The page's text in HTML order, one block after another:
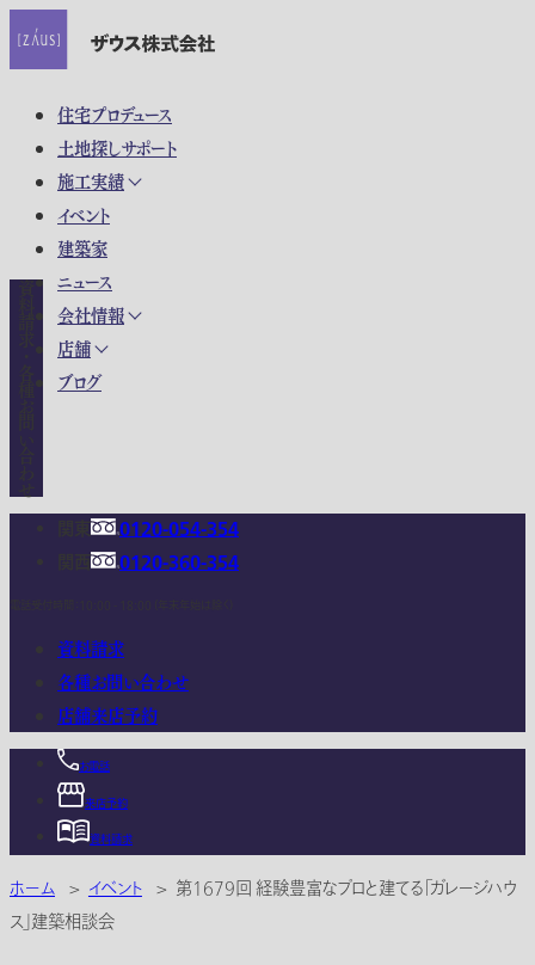
住宅プロデュース
土地探しサポート
施工実績
イベント
建築家
ニュース
会社情報
店舗
ブログ
0120-054-354
0120-360-354
資料請求
各種お問い合わせ
店舗来店予約
お電話
来店予約
資料請求
ホーム > イベント > 第1679回 経験豊富なプロと建てる「ガレージハウ
ス」建築相談会